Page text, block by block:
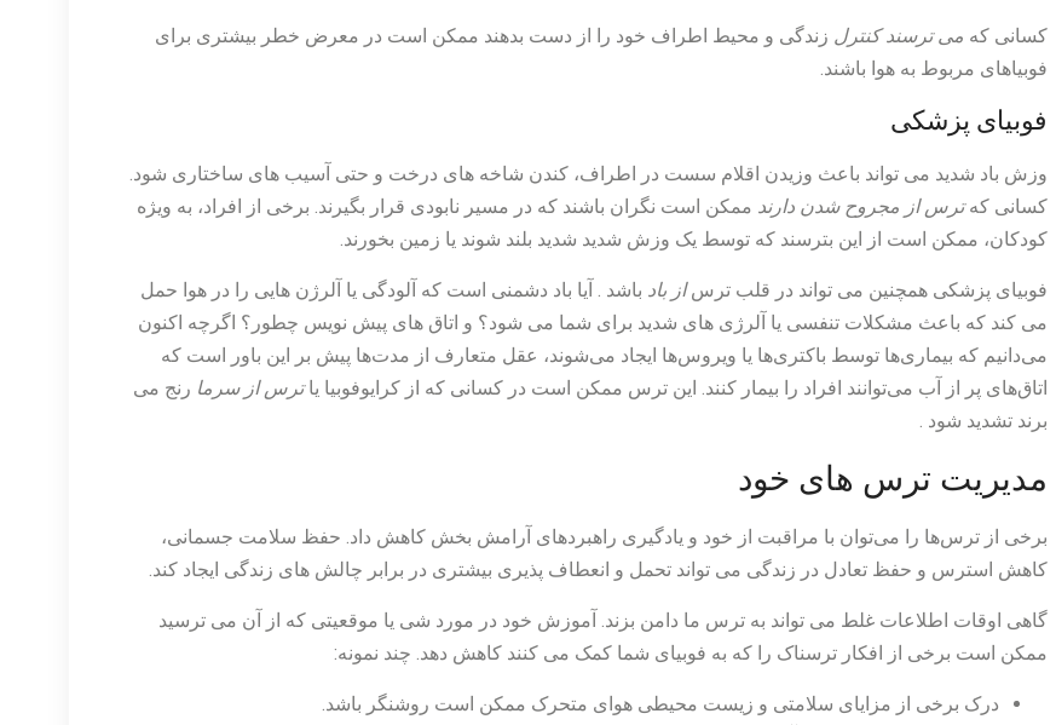
کسانی که می ترسند کنترل زندگی و محیط اطراف خود را از دست بدهند ممکن است در معرض خطر بیشتری برای
فوبیاهای مربوط به هوا باشند.
فوبیای پزشکی
وزش باد شدید می تواند باعث وزیدن اقلام سست در اطراف، کندن شاخه های درخت و حتی آسیب های ساختاری شود.
کسانی کهترس از مجروح شدن دارند ممکن است نگران باشند که در مسیر نابودی قرار بگیرند. برخی از افراد، به ویژه
کودکان، ممکن است از این بترسند که توسط یک وزش شدید شدید بلند شوند یا زمین بخورند.
فوبیای پزشکی همچنین می تواند در قلب ترساز باد باشد . آیا باد دشمنی است که آلودگی یا آلرژن هایی را در هوا حمل
می کند که باعث مشکلات تنفسی یا آلرژی های شدید برای شما می شود؟ و اتاق های پیش نویس چطور؟ اگرچه اکنون
می‌دانیم که بیماری‌ها توسط باکتری‌ها یا ویروس‌ها ایجاد می‌شوند، عقل متعارف از مدت‌ها پیش بر این باور است که
اتاق‌های پر از آب می‌توانند افراد را بیمار کنند. این ترس ممکن است در کسانی که از کرایوفوبیا یاترس از سرما رنج می
برند تشدید شود .
مدیریت ترس های خود
برخی از ترس‌ها را می‌توان با مراقبت از خود و یادگیری راهبردهای آرامش بخش کاهش داد. حفظ سلامت جسمانی،
کاهش استرس و حفظ تعادل در زندگی می تواند تحمل و انعطاف پذیری بیشتری در برابر چالش های زندگی ایجاد کند.
گاهی اوقات اطلاعات غلط می تواند به ترس ما دامن بزند. آموزش خود در مورد شی یا موقعیتی که از آن می ترسید
ممکن است برخی از افکار ترسناک را که به فوبیای شما کمک می کنند کاهش دهد. چند نمونه:
درک برخی از مزایای سلامتی و زیست محیطی هوای متحرک ممکن است روشنگر باشد.